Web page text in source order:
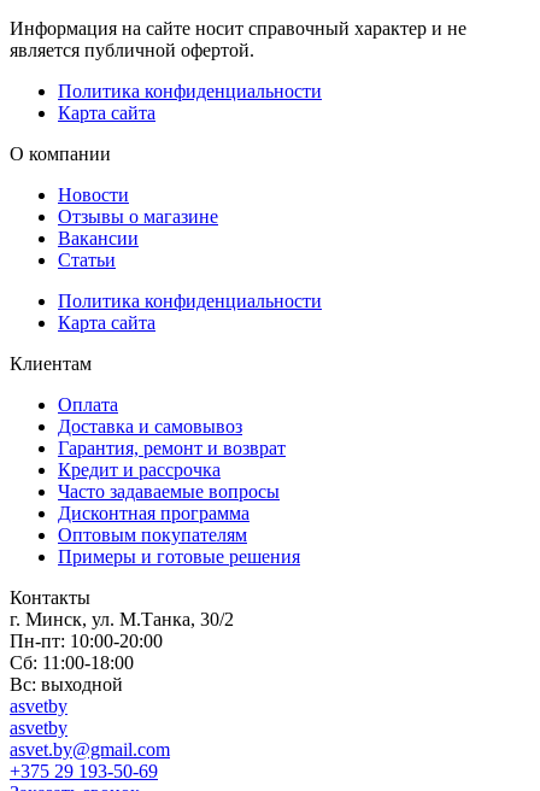
Информация на сайте носит справочный характер и не
является публичной офертой.
Политика конфиденциальности
Карта сайта
О компании
Новости
Отзывы о магазине
Вакансии
Статьи
Политика конфиденциальности
Карта сайта
Клиентам
Оплата
Доставка и самовывоз
Гарантия, ремонт и возврат
Кредит и рассрочка
Часто задаваемые вопросы
Дисконтная программа
Оптовым покупателям
Примеры и готовые решения
Контакты
г. Минск, ул. М.Танка, 30/2
Пн-пт: 10:00-20:00
Сб: 11:00-18:00
Вс: выходной
asvetby
asvetby
asvet.by@gmail.com
+375 29 193-50-69